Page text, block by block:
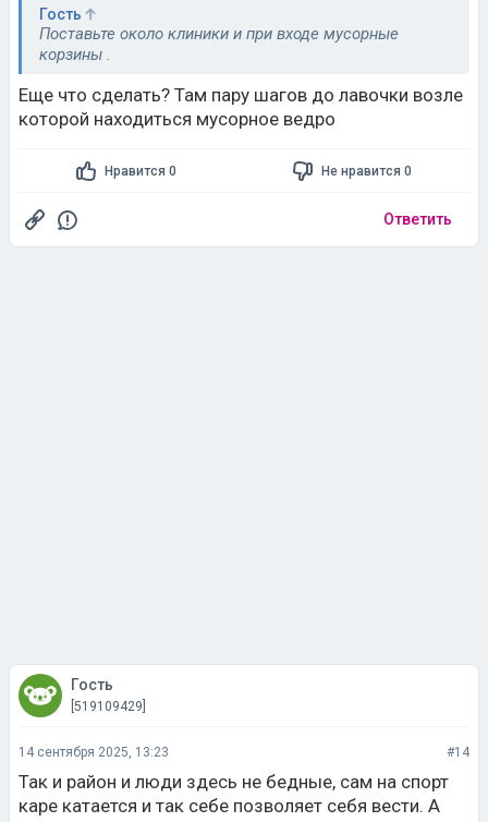
Гость
Поставьте около клиники и при входе мусорные
корзины .
Еще что сделать? Там пару шагов до лавочки возле
которой находиться мусорное ведро
Нравится 0 Не нравится 0
Ответить
Гость
[519109429]
14 сентября 2025, 13:23 #14
Так и район и люди здесь не бедные, сам на спорт
каре катается и так себе позволяет себя вести. А